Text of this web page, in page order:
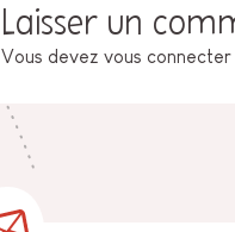
Laisser un
Vous devez vous connecter